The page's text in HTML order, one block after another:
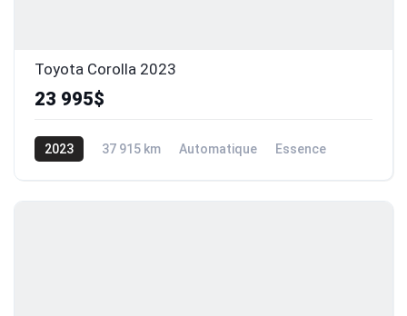
Toyota Corolla 2023
23 995$
2023 37 915 km Automatique
Essence